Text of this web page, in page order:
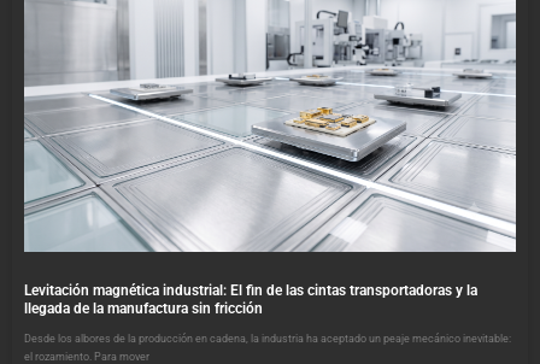
Levitación magnética industrial: El fin de las cintas transportadoras y la
llegada de la manufactura sin fricción
Desde los albores de la producción en cadena, la industria ha aceptado un peaje mecánico inevitable:
el rozamiento. Para mover